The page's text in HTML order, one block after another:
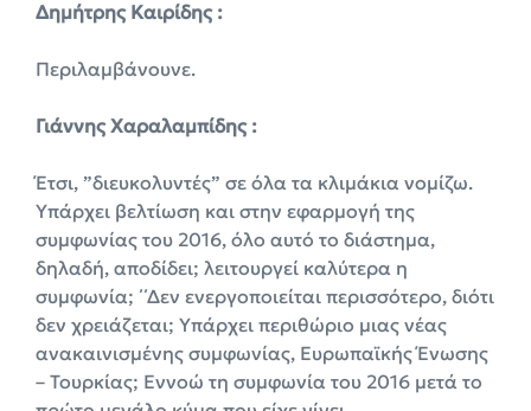
Δημήτρης Καιρίδης :
Περιλαμβάνουνε.
Γιάννης Χαραλαμπίδης :
Έτσι, ”διευκολυντές” σε όλα τα κλιμάκια νομίζω.
Υπάρχει βελτίωση και στην εφαρμογή της
συμφωνίας του 2016, όλο αυτό το διάστημα,
δηλαδή, αποδίδει; λειτουργεί καλύτερα η
συμφωνία; ΄΄Δεν ενεργοποιείται περισσότερο, διότι
δεν χρειάζεται; Υπάρχει περιθώριο μιας νέας
ανακαινισμένης συμφωνίας, Ευρωπαϊκής Ένωσης
– Τουρκίας; Εννοώ τη συμφωνία του 2016 μετά το